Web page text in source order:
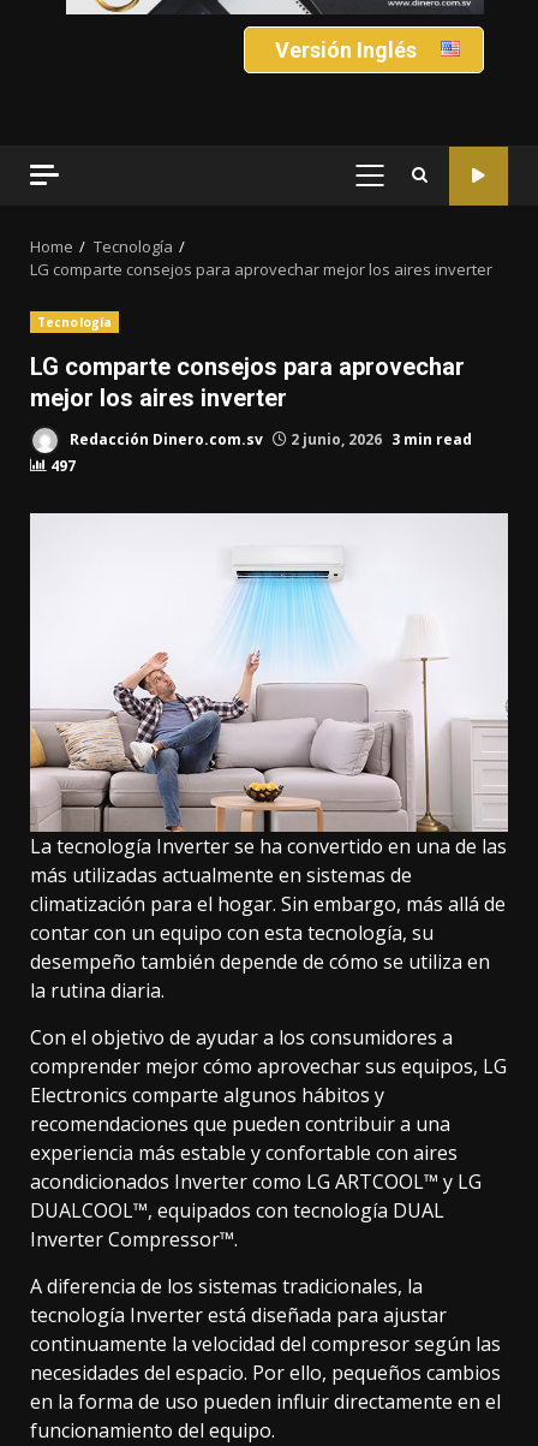
Versión Inglés
PRIMARY
Home
Tecnología
LG comparte consejos para aprovechar mejor los aires inverter
Tecnología
LG comparte consejos para aprovechar
mejor los aires inverter
Redacción Dinero.com.sv 2 junio, 2026 3 min read
497
La tecnología Inverter se ha convertido en una de las
más utilizadas actualmente en sistemas de
climatización para el hogar. Sin embargo, más allá de
contar con un equipo con esta tecnología, su
desempeño también depende de cómo se utiliza en
la rutina diaria.
Con el objetivo de ayudar a los consumidores a
comprender mejor cómo aprovechar sus equipos, LG
Electronics comparte algunos hábitos y
recomendaciones que pueden contribuir a una
experiencia más estable y confortable con aires
acondicionados Inverter como LG ARTCOOL™ y LG
DUALCOOL™, equipados con tecnología DUAL
Inverter Compressor™.
A diferencia de los sistemas tradicionales, la
tecnología Inverter está diseñada para ajustar
continuamente la velocidad del compresor según las
necesidades del espacio. Por ello, pequeños cambios
en la forma de uso pueden influir directamente en el
funcionamiento del equipo.